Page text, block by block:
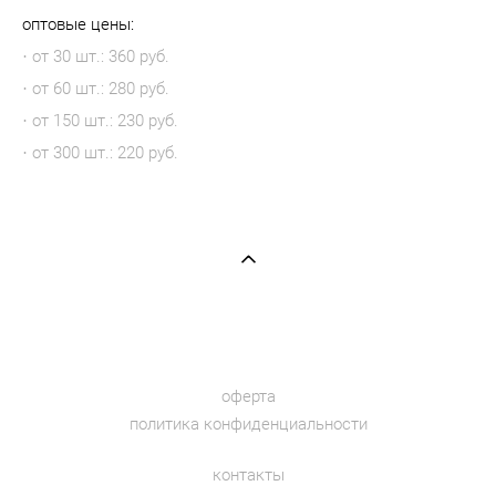
оптовые цены:
· от 30 шт.: 360 руб.
· от 60 шт.: 280 руб.
· от 150 шт.: 230 руб.
· от 300 шт.: 220 руб.
оферта
политика конфиденциальности
контакты